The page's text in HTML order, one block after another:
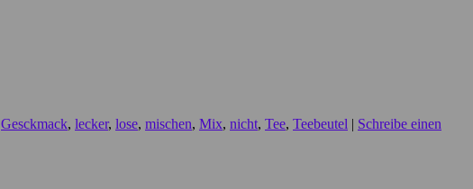
Gesckmack, lecker, lose, mischen, Mix, nicht, Tee, Teebeutel | Schreibe einen